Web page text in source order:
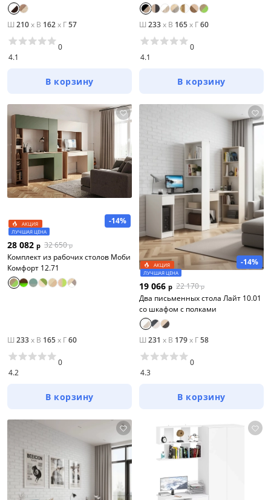
Ш 210x В 162x Г57
4.1
0
В корзину
Ш 233x В 165x Г60
4.1
0
В корзину
-14%
АКЦИЯ
ЛУЧШАЯ ЦЕНА
28 082 р 32 650 р
Комплект из рабочих столов Моби
Комфорт 12.71
Ш 233x В 165x Г60
4.2
0
В корзину
-14%
АКЦИЯ
ЛУЧШАЯ ЦЕНА
19 066 р 22 170 р
Два письменных стола Лайт 10.01
со шкафом с полками
Ш 231 x В 179x Г58
4.3
0
В корзину